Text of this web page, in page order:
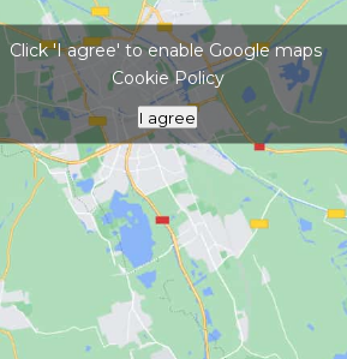
Click 'I agree' to enable Google maps
Cookie Policy
I agree
Keszthely